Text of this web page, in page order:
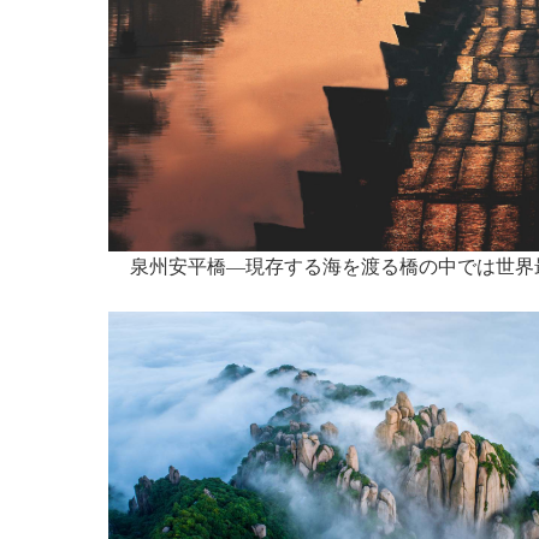
泉州安平橋―現存する海を渡る橋の中では世界